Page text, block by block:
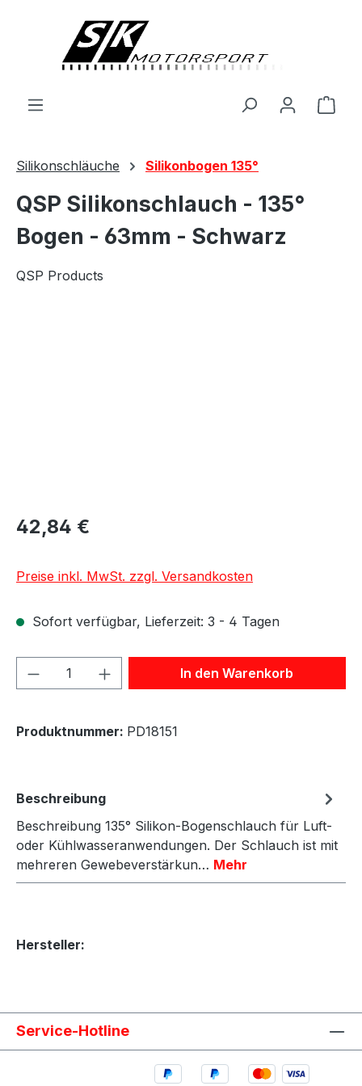
Silikonschläuche Silikonbogen 135°
QSP Silikonschlauch - 135°
Bogen - 63mm - Schwarz
QSP Products
42,84 €
Preise inkl. MwSt. zzgl. Versandkosten
Sofort verfügbar, Lieferzeit: 3 - 4 Tagen
Produkt Anzahl: Gib denIn den Warenkorb
Produktnummer: PD18151
Beschreibung
Beschreibung 135° Silikon-Bogenschlauch für Luft-
oder Kühlwasseranwendungen. Der Schlauch ist mit
mehreren Gewebeverstärkun… Mehr
Hersteller:
Service-Hotline